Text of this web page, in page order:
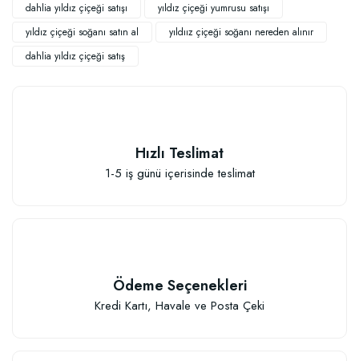
dahlia yıldız çiçeği satışı
yıldız çiçeği yumrusu satışı
yıldız çiçeği soğanı satın al
yıldıız çiçeği soğanı nereden alınır
dahlia yıldız çiçeği satış
Hızlı Teslimat
1-5 iş günü içerisinde teslimat
Ödeme Seçenekleri
Kredi Kartı, Havale ve Posta Çeki